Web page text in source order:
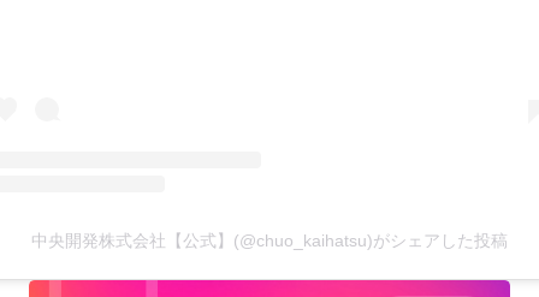
中央開発株式会社【公式】(@chuo_kaihatsu)がシェアした投稿